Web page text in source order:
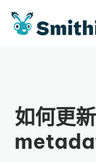
如何更